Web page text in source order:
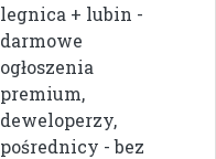
legnica + lubin -
darmowe
ogłoszenia
premium,
deweloperzy,
pośrednicy - bez